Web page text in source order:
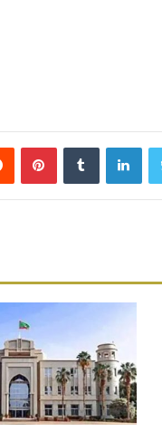
لينكدإن بينتيريست